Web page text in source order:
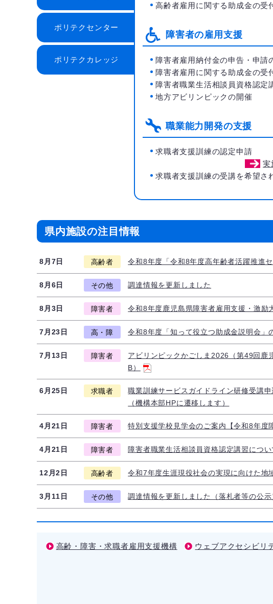
ポリテクセンター
ポリテクカレッジ
高齢者雇用に関する助成金の受
障害者の雇用支援
障害者雇用納付金の申告・申請
障害者雇用に関する助成金の受
障害者職業生活相談員資格認定
地方アビリンピックの開催
職業能力開発の支援
求職者支援訓練の認定申請
実
求職者支援訓練の受講を希望さ
県内施設の注目情報
8月7日 高齢者 令和8年度「令和8年度高年齢者活躍推進
8月6日 その他 調達情報を更新しました
8月3日 障害者 令和8年度鹿児島県障害者雇用支援・激励
7月23日 高・障 令和8年度「知って役立つ助成金説明会」
7月13日 障害者
アビリンピックかごしま2026（第49回鹿
B）
6月25日 求職者
職業訓練サービスガイドライン研修受講
（機構本部HPに遷移します）
4月21日 障害者 特別支援学校見学会のご案内【令和8年度
4月21日 障害者 障害者職業生活相談員資格認定講習につい
12月2日 高齢者 令和7年度生涯現役社会の実現に向けた地
3月11日 その他 調達情報を更新しました（落札者等の公示
高齢・障害・求職者雇用支援機構 ウェブアクセシビリ